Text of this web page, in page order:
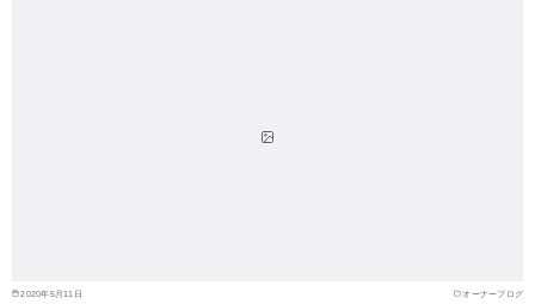
2020年5月11日 オーナーブログ